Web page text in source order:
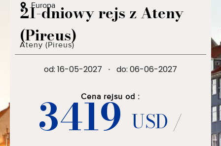
Europa
21-dniowy rejs z Ateny
(Pireus)
Ateny (Pireus)
od: 16-05-2027 · do: 06-06-2027
Cena rejsu od :
3419USD /